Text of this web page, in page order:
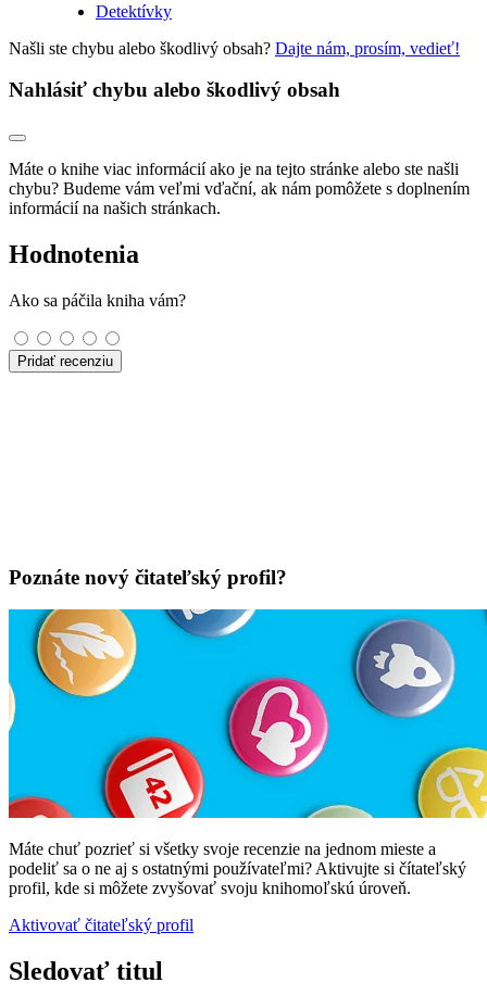
Detektívky
Našli ste chybu alebo škodlivý obsah? Dajte nám, prosím, vedieť!
Nahlásiť chybu alebo škodlivý obsah
Máte o knihe viac informácií ako je na tejto stránke alebo ste našli
chybu? Budeme vám veľmi vďační, ak nám pomôžete s doplnením
informácií na našich stránkach.
Hodnotenia
Ako sa páčila kniha vám?
Pridať recenziu
Poznáte nový čitateľský profil?
Máte chuť pozrieť si všetky svoje recenzie na jednom mieste a
podeliť sa o ne aj s ostatnými používateľmi? Aktivujte si čítateľský
profil, kde si môžete zvyšovať svoju knihomoľskú úroveň.
Aktivovať čitateľský profil
Sledovať titul